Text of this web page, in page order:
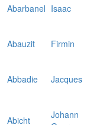
Abarbanel Isaac
Abauzit
Firmin
Abbadie
Jacques
Abicht
Johann